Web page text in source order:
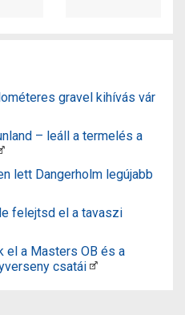
gravel kihívás vár
– leáll a termelés a
lett Dangerholm legújabb
felejtsd el a tavaszi
el a Masters OB és a
csatái